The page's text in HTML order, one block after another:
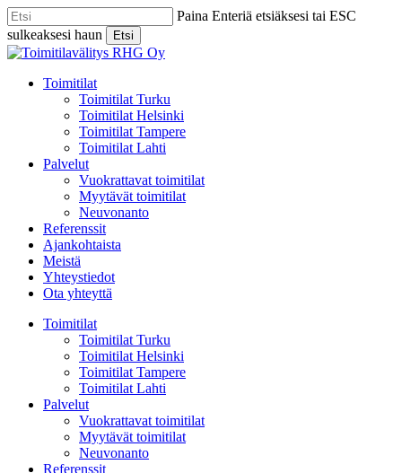
Skip
to
main
content
Paina Enteriä etsiäksesi tai ESC
sulkeaksesi haun
Etsi
Close
Menu
Toimitilat
Toimitilat Turku
Toimitilat Helsinki
Toimitilat Tampere
Toimitilat Lahti
Palvelut
Vuokrattavat toimitilat
Myytävät toimitilat
Neuvonanto
Referenssit
Ajankohtaista
Meistä
Yhteystiedot
Ota yhteyttä
Toimitilat
Toimitilat Turku
Toimitilat Helsinki
Toimitilat Tampere
Toimitilat Lahti
Palvelut
Vuokrattavat toimitilat
Myytävät toimitilat
Neuvonanto
Referenssit